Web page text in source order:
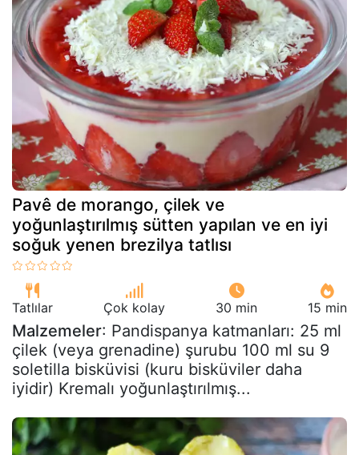
Pavê de morango, çilek ve
yoğunlaştırılmış sütten yapılan ve en iyi
soğuk yenen brezilya tatlısı
Tatlılar Çok kolay 30 min 15 min
Malzemeler: Pandispanya katmanları: 25 ml
çilek (veya grenadine) şurubu 100 ml su 9
soletilla bisküvisi (kuru bisküviler daha
iyidir) Kremalı yoğunlaştırılmış...